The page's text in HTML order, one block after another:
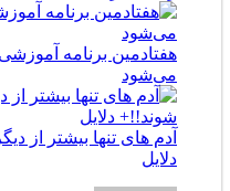
هفتادمین برنامه
می‌شود
آدم های تنها بیشتر از
دلایل